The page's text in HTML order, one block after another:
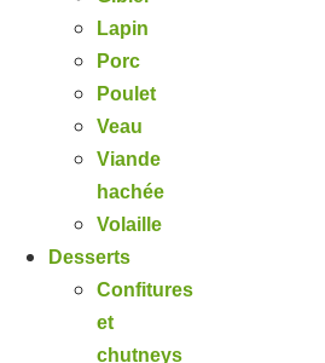
Lapin
Porc
Poulet
Veau
Viande
hachée
Volaille
Desserts
Confitures
et
chutneys